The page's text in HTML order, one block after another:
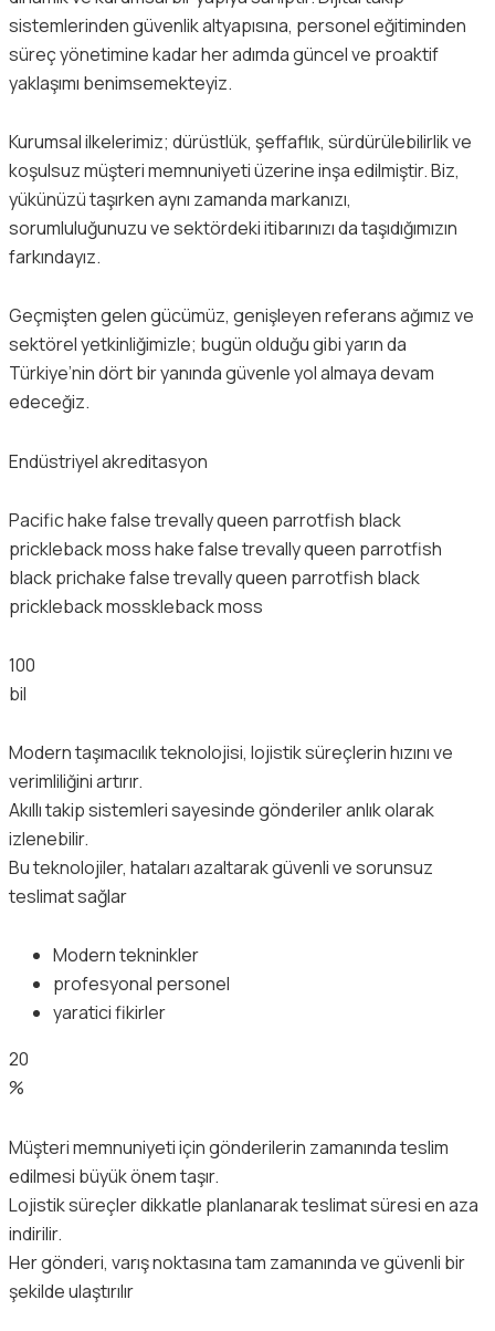
sistemlerinden güvenlik altyapısına, personel eğitiminden
süreç yönetimine kadar her adımda güncel ve proaktif
yaklaşımı benimsemekteyiz.
Kurumsal ilkelerimiz; dürüstlük, şeffaflık, sürdürülebilirlik ve
koşulsuz müşteri memnuniyeti üzerine inşa edilmiştir. Biz,
yükünüzü taşırken aynı zamanda markanızı,
sorumluluğunuzu ve sektördeki itibarınızı da taşıdığımızın
farkındayız.
Geçmişten gelen gücümüz, genişleyen referans ağımız ve
sektörel yetkinliğimizle; bugün olduğu gibi yarın da
Türkiye’nin dört bir yanında güvenle yol almaya devam
edeceğiz.
Endüstriyel akreditasyon
Pacific hake false trevally queen parrotfish black
prickleback moss hake false trevally queen parrotfish
black prichake false trevally queen parrotfish black
prickleback mosskleback moss
100
bil
Modern taşımacılık teknolojisi, lojistik süreçlerin hızını ve
verimliliğini artırır.
Akıllı takip sistemleri sayesinde gönderiler anlık olarak
izlenebilir.
Bu teknolojiler, hataları azaltarak güvenli ve sorunsuz
teslimat sağlar
Modern tekninkler
profesyonal personel
yaratici fikirler
20
%
Müşteri memnuniyeti için gönderilerin zamanında teslim
edilmesi büyük önem taşır.
Lojistik süreçler dikkatle planlanarak teslimat süresi en aza
indirilir.
Her gönderi, varış noktasına tam zamanında ve güvenli bir
şekilde ulaştırılır